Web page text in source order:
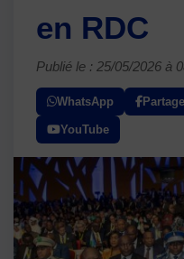
en RDC
Publié le : 25/05/2026 à
WhatsApp
YouTube